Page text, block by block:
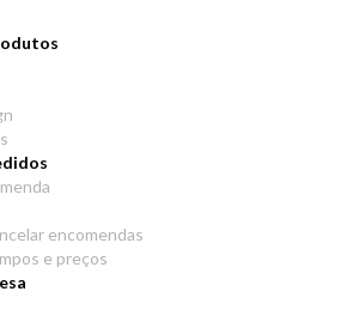
encomendas
e preços